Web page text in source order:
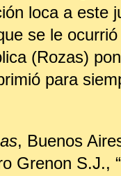
loca a este
se le
(Rozas)
para
, Buenos
Grenon S.J.,